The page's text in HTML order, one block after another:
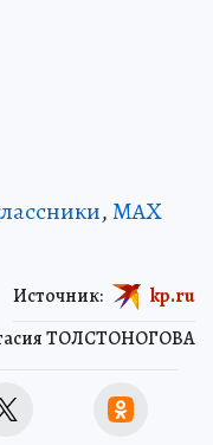
,MAX
ТОЛСТОНОГОВА
Источник: kp.ru